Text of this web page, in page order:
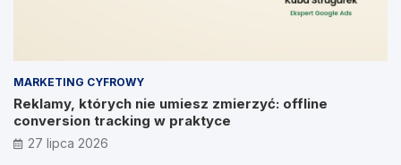
MARKETING CYFROWY
Reklamy, których nie umiesz zmierzyć: offline
conversion tracking w praktyce
27 lipca 2026